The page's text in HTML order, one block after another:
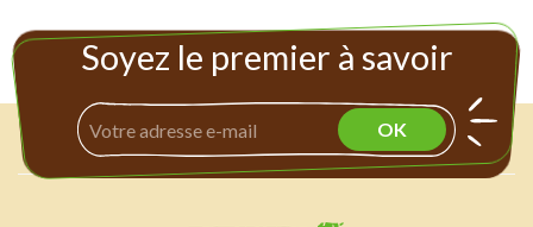
Soyez le premier à savoir